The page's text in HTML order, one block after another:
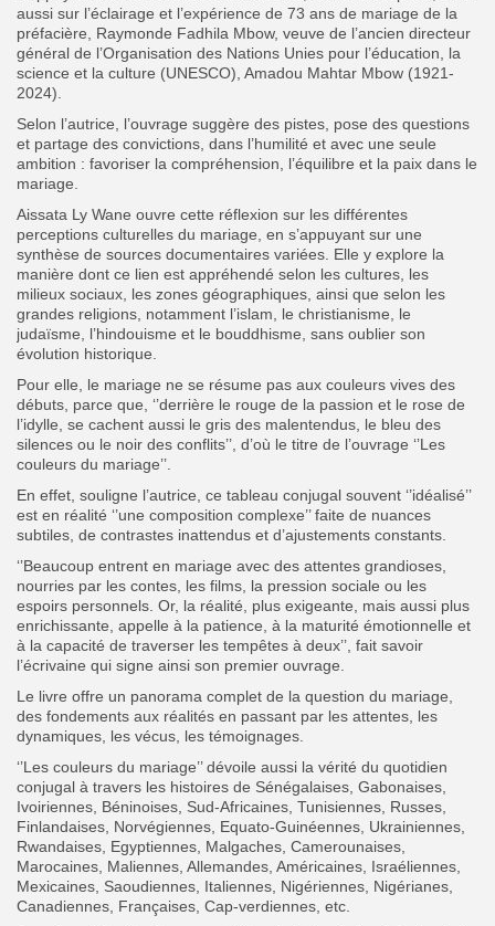
aussi sur l’éclairage et l’expérience de 73 ans de mariage de la
préfacière, Raymonde Fadhila Mbow, veuve de l’ancien directeur
général de l’Organisation des Nations Unies pour l’éducation, la
science et la culture (UNESCO), Amadou Mahtar Mbow (1921-
2024).
Selon l’autrice, l’ouvrage suggère des pistes, pose des questions
et partage des convictions, dans l’humilité et avec une seule
ambition : favoriser la compréhension, l’équilibre et la paix dans le
mariage.
Aissata Ly Wane ouvre cette réflexion sur les différentes
perceptions culturelles du mariage, en s’appuyant sur une
synthèse de sources documentaires variées. Elle y explore la
manière dont ce lien est appréhendé selon les cultures, les
milieux sociaux, les zones géographiques, ainsi que selon les
grandes religions, notamment l’islam, le christianisme, le
judaïsme, l’hindouisme et le bouddhisme, sans oublier son
évolution historique.
Pour elle, le mariage ne se résume pas aux couleurs vives des
débuts, parce que, ‘’derrière le rouge de la passion et le rose de
l’idylle, se cachent aussi le gris des malentendus, le bleu des
silences ou le noir des conflits’’, d’où le titre de l’ouvrage ‘’Les
couleurs du mariage’’.
En effet, souligne l’autrice, ce tableau conjugal souvent ‘’idéalisé’’
est en réalité ‘’une composition complexe’’ faite de nuances
subtiles, de contrastes inattendus et d’ajustements constants.
‘’Beaucoup entrent en mariage avec des attentes grandioses,
nourries par les contes, les films, la pression sociale ou les
espoirs personnels. Or, la réalité, plus exigeante, mais aussi plus
enrichissante, appelle à la patience, à la maturité émotionnelle et
à la capacité de traverser les tempêtes à deux’’, fait savoir
l’écrivaine qui signe ainsi son premier ouvrage.
Le livre offre un panorama complet de la question du mariage,
des fondements aux réalités en passant par les attentes, les
dynamiques, les vécus, les témoignages.
‘’Les couleurs du mariage’’ dévoile aussi la vérité du quotidien
conjugal à travers les histoires de Sénégalaises, Gabonaises,
Ivoiriennes, Béninoises, Sud-Africaines, Tunisiennes, Russes,
Finlandaises, Norvégiennes, Equato-Guinéennes, Ukrainiennes,
Rwandaises, Egyptiennes, Malgaches, Camerounaises,
Marocaines, Maliennes, Allemandes, Américaines, Israéliennes,
Mexicaines, Saoudiennes, Italiennes, Nigériennes, Nigérianes,
Canadiennes, Françaises, Cap-verdiennes, etc.